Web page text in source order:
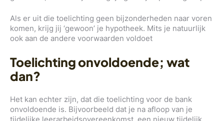
Als er uit die toelichting geen bijzonderheden naar voren
komen, krijg jij ‘gewoon’ je hypotheek. Mits je natuurlijk
ook aan de andere voorwaarden voldoet
Toelichting onvoldoende; wat
dan?
Het kan echter zijn, dat die toelichting voor de bank
onvoldoende is. Bijvoorbeeld dat je na afloop van je
tijdelijke leerarbeidsovereenkomst, een nieuw tijdelijk